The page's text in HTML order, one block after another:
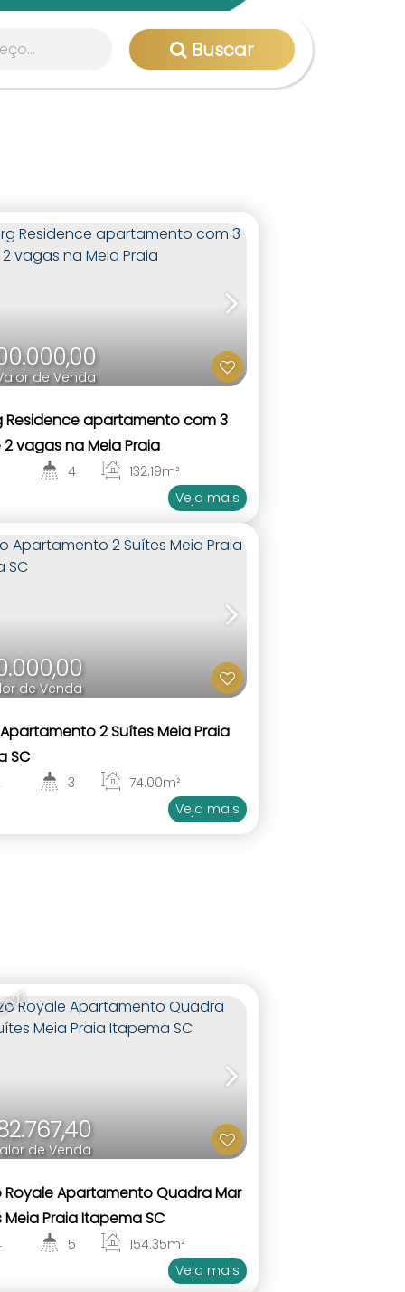
Buscar
de Venda
Residence apartamento com 3
2 vagas na Meia Praia
4 132.19m²
Veja mais
de Venda
2 Suítes Meia Praia
SC
3 74.00m²
Veja mais
de Venda
Royale Apartamento Quadra Mar
Meia Praia Itapema SC
5 154.35m²
Veja mais